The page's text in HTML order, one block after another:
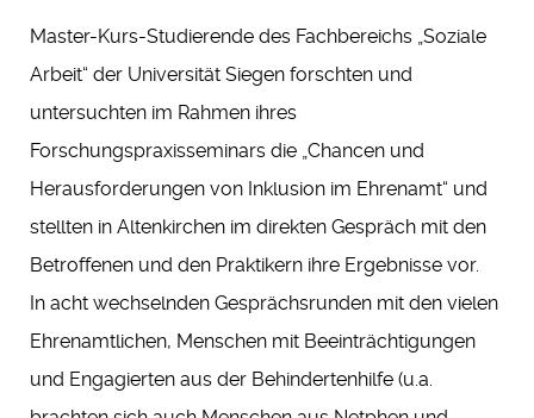
Master-Kurs-Studierende des Fachbereichs „Soziale
Arbeit“ der Universität Siegen forschten und
untersuchten im Rahmen ihres
Forschungspraxisseminars die „Chancen und
Herausforderungen von Inklusion im Ehrenamt“ und
stellten in Altenkirchen im direkten Gespräch mit den
Betroffenen und den Praktikern ihre Ergebnisse vor.
In acht wechselnden Gesprächsrunden mit den vielen
Ehrenamtlichen, Menschen mit Beeinträchtigungen
und Engagierten aus der Behindertenhilfe (u.a.